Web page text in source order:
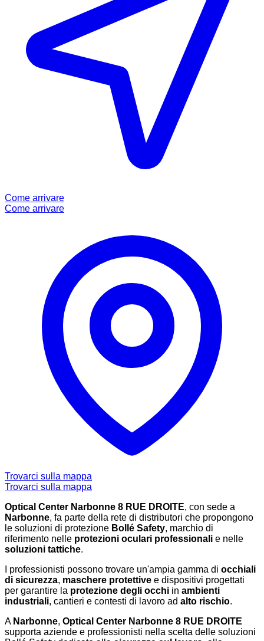
Come arrivare
Come arrivare
Trovarci sulla mappa
Trovarci sulla mappa
Optical Center Narbonne 8 RUE DROITE, con sede a
Narbonne, fa parte della rete di distributori che propongono
le soluzioni di protezione Bollé Safety, marchio di
riferimento nelle protezioni oculari professionali e nelle
soluzioni tattiche.
I professionisti possono trovare un'ampia gamma di occhiali
di sicurezza, maschere protettive e dispositivi progettati
per garantire la protezione degli occhi in ambienti
industriali, cantieri e contesti di lavoro ad alto rischio.
A Narbonne, Optical Center Narbonne 8 RUE DROITE
supporta aziende e professionisti nella scelta delle soluzioni